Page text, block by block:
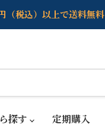
（税込）以上で送料無料
探す 定期購入